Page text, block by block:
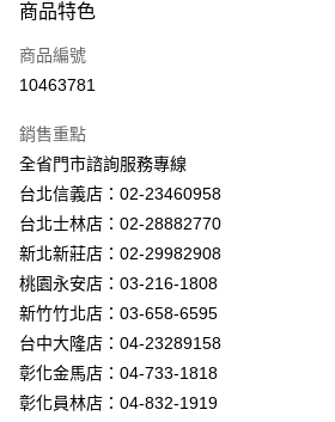
信用卡一次付款
LINE Pay
街口支付
悠遊付
Google Pay
全盈+PAY
AFTEE先享後付
相關說明
【關於「AFTEE先享後付」】
AFTEE先享後付是「在收到商品之後才付款」的
ATM付款
商品特色
商品編號
10463781
銷售重點
全省門市諮詢服務專線
台北信義店：02-23460958
台北士林店：02-28882770
新北新莊店：02-29982908
桃園永安店：03-216-1808
新竹竹北店：03-658-6595
台中大隆店：04-23289158
彰化金馬店：04-733-1818
彰化員林店：04-832-1919